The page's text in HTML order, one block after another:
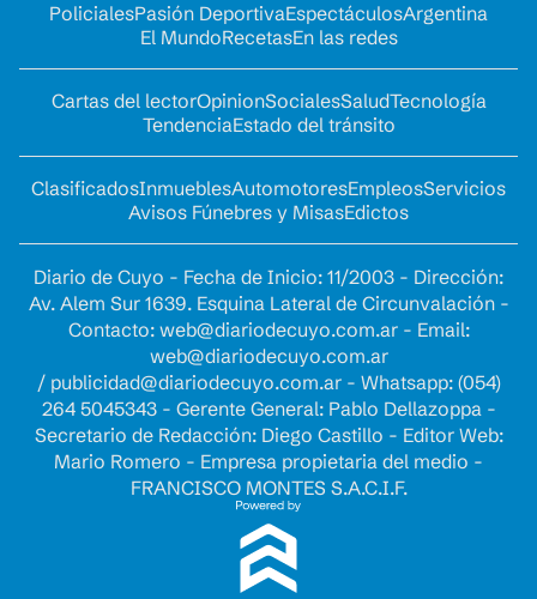
PolicialesPasión DeportivaEspectáculosArgentina
El MundoRecetasEn las redes
Cartas del lectorOpinionSocialesSaludTecnología
TendenciaEstado del tránsito
ClasificadosInmueblesAutomotoresEmpleosServicios
Avisos Fúnebres y MisasEdictos
Diario de Cuyo - Fecha de Inicio: 11/2003 - Dirección:
Av. Alem Sur 1639. Esquina Lateral de Circunvalación -
Contacto: web@diariodecuyo.com.ar- Email:
web@diariodecuyo.com.ar
/ publicidad@diariodecuyo.com.ar- Whatsapp: (054)
264 5045343 - Gerente General: Pablo Dellazoppa -
Secretario de Redacción: Diego Castillo - Editor Web:
Mario Romero - Empresa propietaria del medio -
FRANCISCO MONTES S.A.C.I.F.